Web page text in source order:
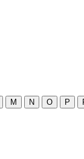
M N O P